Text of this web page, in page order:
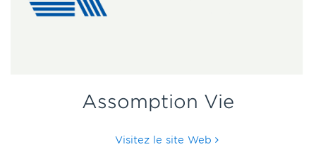
Assomption Vie
Visitez le site Web